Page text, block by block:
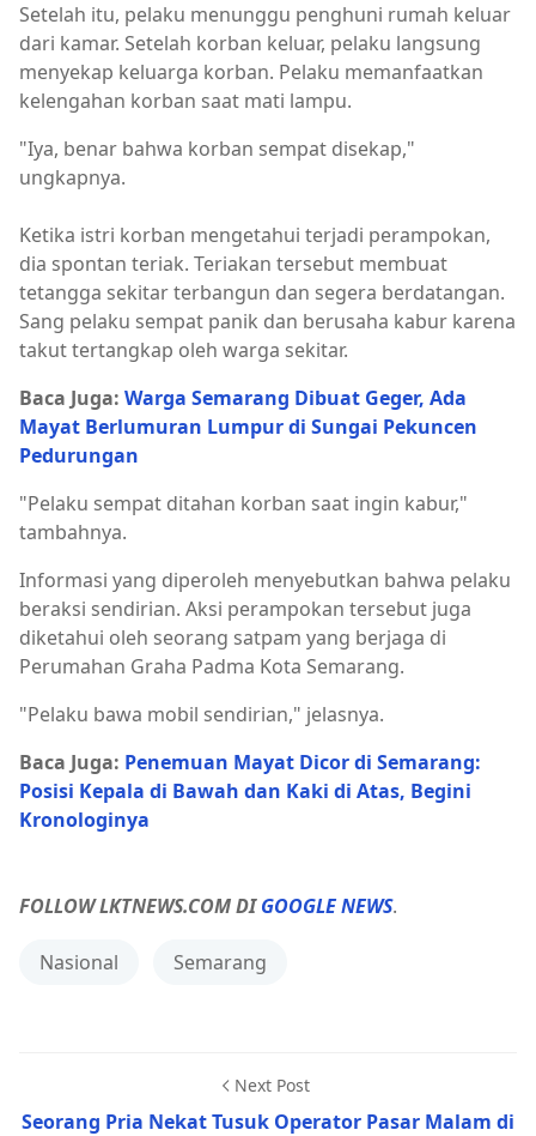
Setelah itu, pelaku menunggu penghuni rumah keluar
dari kamar. Setelah korban keluar, pelaku langsung
menyekap keluarga korban. Pelaku memanfaatkan
kelengahan korban saat mati lampu.
"Iya, benar bahwa korban sempat disekap,"
ungkapnya.
Ketika istri korban mengetahui terjadi perampokan,
dia spontan teriak. Teriakan tersebut membuat
tetangga sekitar terbangun dan segera berdatangan.
Sang pelaku sempat panik dan berusaha kabur karena
takut tertangkap oleh warga sekitar.
Baca Juga: Warga Semarang Dibuat Geger, Ada
Mayat Berlumuran Lumpur di Sungai Pekuncen
Pedurungan
"Pelaku sempat ditahan korban saat ingin kabur,"
tambahnya.
Informasi yang diperoleh menyebutkan bahwa pelaku
beraksi sendirian. Aksi perampokan tersebut juga
diketahui oleh seorang satpam yang berjaga di
Perumahan Graha Padma Kota Semarang.
"Pelaku bawa mobil sendirian," jelasnya.
Baca Juga: Penemuan Mayat Dicor di Semarang:
Posisi Kepala di Bawah dan Kaki di Atas, Begini
Kronologinya
FOLLOW LKTNEWS.COM DIGOOGLE NEWS.
Nasional Semarang
Next Post
Seorang Pria Nekat Tusuk Operator Pasar Malam di